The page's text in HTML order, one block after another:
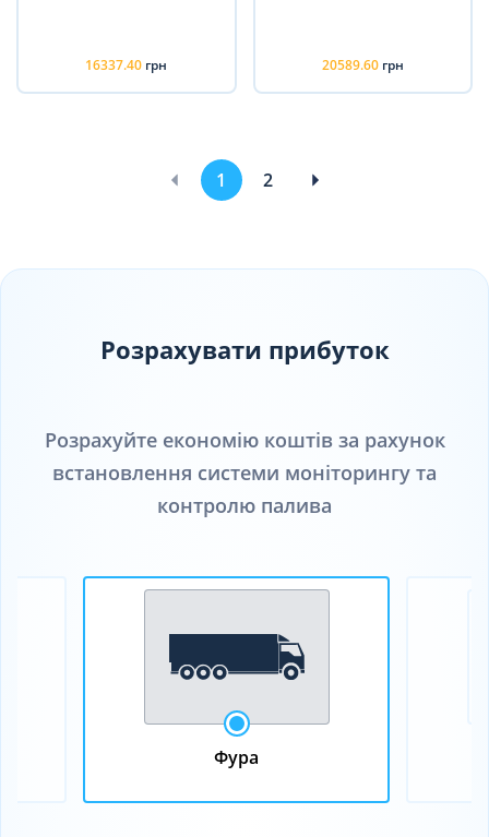
16337.40 грн 20589.60 грн
1 2
Розрахувати прибуток
Розрахуйте економію коштів за рахунок
встановлення системи моніторингу та
контролю палива
Фура